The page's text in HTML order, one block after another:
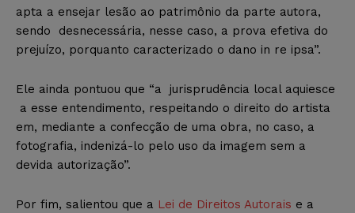
apta a ensejar lesão ao patrimônio da parte autora,
sendo desnecessária, nesse caso, a prova efetiva do
prejuízo, porquanto caracterizado o dano in re ipsa”.
Ele ainda pontuou que “a jurisprudência local aquiesce
a esse entendimento, respeitando o direito do artista
em, mediante a confecção de uma obra, no caso, a
fotografia, indenizá-­lo pelo uso da imagem sem a
devida autorização”.
Por fim, salientou que a Lei de Direitos Autorais e a